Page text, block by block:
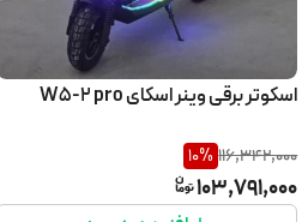
اسکوتر برقی وینر اسکای W5-2 pro
116,342,000
10%
103,791,000